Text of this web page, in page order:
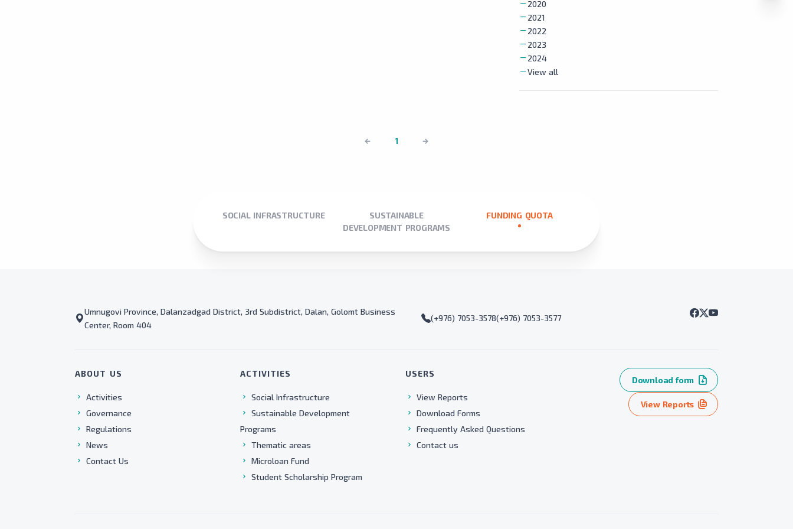
2020
2021
2022
2023
2024
View all
1
SOCIAL INFRASTRUCTURE
SUSTAINABLE
DEVELOPMENT PROGRAMS
FUNDING QUOTA
Umnugovi Province, Dalanzadgad District, 3rd Subdistrict, Dalan, Golomt Business
Center, Room 404
(+976) 7053-3578(+976) 7053-3577
ABOUT US
Activities
Governance
Regulations
News
Contact Us
ACTIVITIES
Social Infrastructure
Sustainable Development
Programs
Thematic areas
Microloan Fund
Student Scholarship Program
USERS
View Reports
Download Forms
Frequently Asked Questions
Contact us
Download form
View Reports